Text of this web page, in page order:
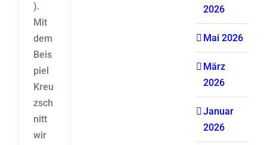
).
Mit
dem
Beis
piel
Kreu
zsch
nitt
wir
2026
Mai 2026
März
2026
Januar
2026